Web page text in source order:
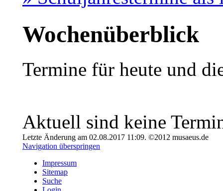
Wochenüberblick
Termine für heute und
Aktuell sind keine
Letzte Änderung am 02.08.2017 11:09. ©2012 musaeus.de
Navigation überspringen
Impressum
Sitemap
Suche